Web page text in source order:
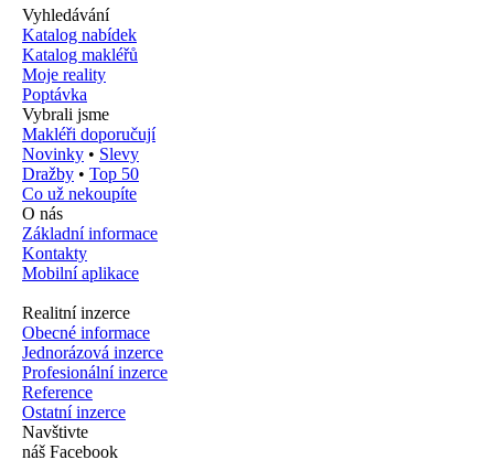
Vyhledávání
Katalog nabídek
Katalog makléřů
Moje reality
Poptávka
Vybrali jsme
Makléři doporučují
Novinky • Slevy
Dražby • Top 50
Co už nekoupíte
O nás
Základní informace
Kontakty
Mobilní aplikace
Realitní inzerce
Obecné informace
Jednorázová inzerce
Profesionální inzerce
Reference
Ostatní inzerce
Navštivte
náš Facebook